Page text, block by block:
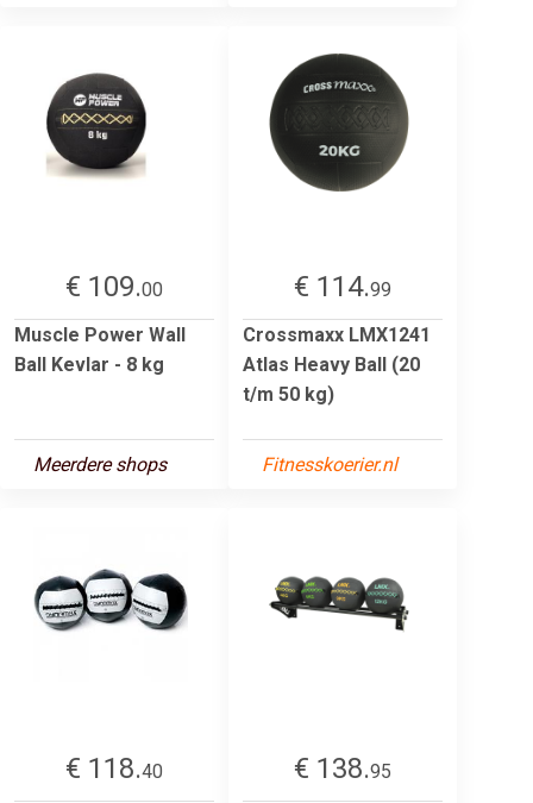
€ 109.00
Muscle Power Wall
Ball Kevlar - 8 kg
Meerdere shops
€ 114.99
Crossmaxx LMX1241
Atlas Heavy Ball (20
t/m 50 kg)
Fitnesskoerier.nl
€ 118.40
€ 138.95